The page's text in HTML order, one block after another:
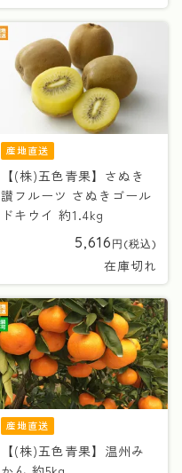
産地直送
【(株)五色青果】さぬき
讃フルーツ さぬきゴール
ドキウイ 約1.4kg
5,616
在庫切れ
産地直送
【(株)五色青果】温州み